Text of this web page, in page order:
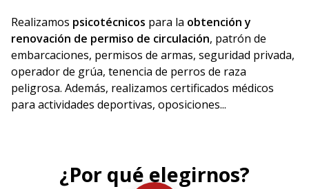
Realizamos psicotécnicos para la obtención y
renovación de permiso de circulación, patrón de
embarcaciones, permisos de armas, seguridad privada,
operador de grúa, tenencia de perros de raza
peligrosa. Además, realizamos certificados médicos
para actividades deportivas, oposiciones...
¿Por qué elegirnos?